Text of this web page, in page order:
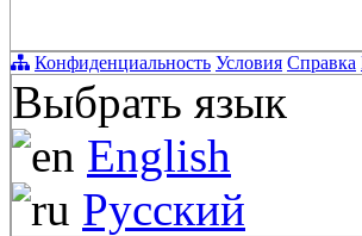
Конфиденциальность Условия Справка
Выбрать язык
English
Русский